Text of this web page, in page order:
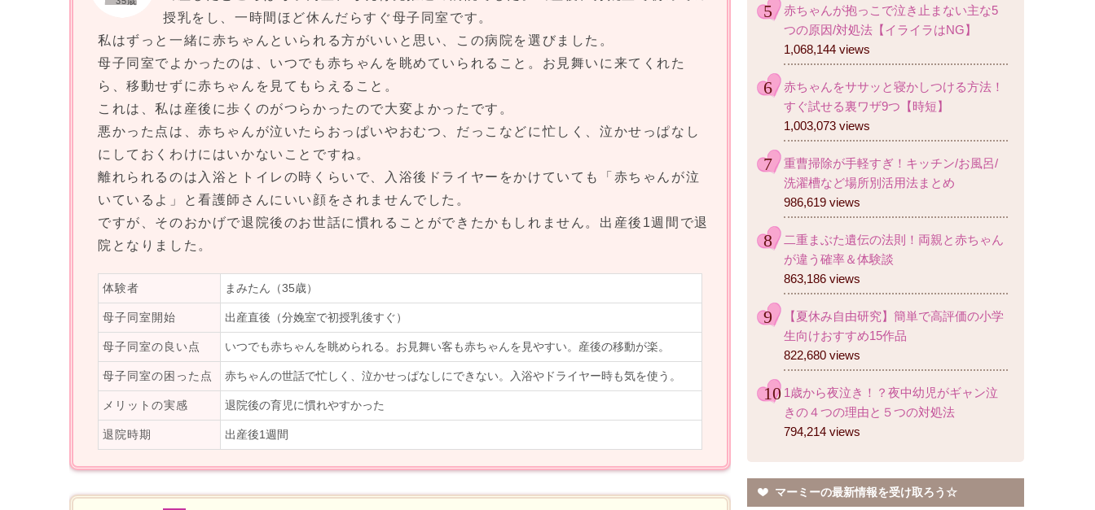
授乳をし、一時間ほど休んだらすぐ母子同室です。
私はずっと一緒に赤ちゃんといられる方がいいと思い、この病院を選びました。
母子同室でよかったのは、いつでも赤ちゃんを眺めていられること。お見舞いに来てくれた
ら、移動せずに赤ちゃんを見てもらえること。
これは、私は産後に歩くのがつらかったので大変よかったです。
悪かった点は、赤ちゃんが泣いたらおっぱいやおむつ、だっこなどに忙しく、泣かせっぱなし
にしておくわけにはいかないことですね。
離れられるのは入浴とトイレの時くらいで、入浴後ドライヤーをかけていても「赤ちゃんが泣
いているよ」と看護師さんにいい顔をされませんでした。
ですが、そのおかげで退院後のお世話に慣れることができたかもしれません。出産後1週間で退
院となりました。
体験者 まみたん（35歳）
母子同室開始 出産直後（分娩室で初授乳後すぐ）
母子同室の良い点 いつでも赤ちゃんを眺められる。お見舞い客も赤ちゃんを見やすい。産後の移動が楽。
母子同室の困った点 赤ちゃんの世話で忙しく、泣かせっぱなしにできない。入浴やドライヤー時も気を使う。
メリットの実感 退院後の育児に慣れやすかった
退院時期 出産後1週間
赤ちゃんが抱っこで泣き止まない主な5
つの原因/対処法【イライラはNG】
1,068,144 views
赤ちゃんをササッと寝かしつける方法！
すぐ試せる裏ワザ9つ【時短】
1,003,073 views
重曹掃除が手軽すぎ！キッチン/お風呂/
洗濯槽など場所別活用法まとめ
986,619 views
二重まぶた遺伝の法則！両親と赤ちゃん
が違う確率＆体験談
863,186 views
【夏休み自由研究】簡単で高評価の小学
生向けおすすめ15作品
822,680 views
1歳から夜泣き！？夜中幼児がギャン泣
きの４つの理由と５つの対処法
794,214 views
マーミーの最新情報を受け取ろう☆